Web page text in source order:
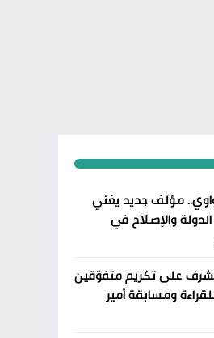
مؤلف جديد يغني
والإصلاح في
يشرف على تكريم متفوّقين
ومسابقة أمير